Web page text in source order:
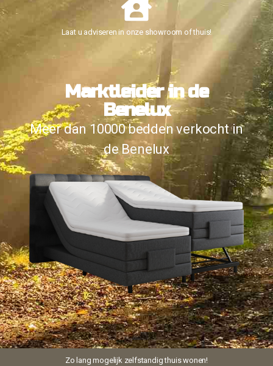
Laat u adviseren in onze showroom of thuis!
Marktleider in de
Benelux
Meer dan 10000 bedden verkocht in
de Benelux
Zo lang mogelijk zelfstandig thuis wonen!